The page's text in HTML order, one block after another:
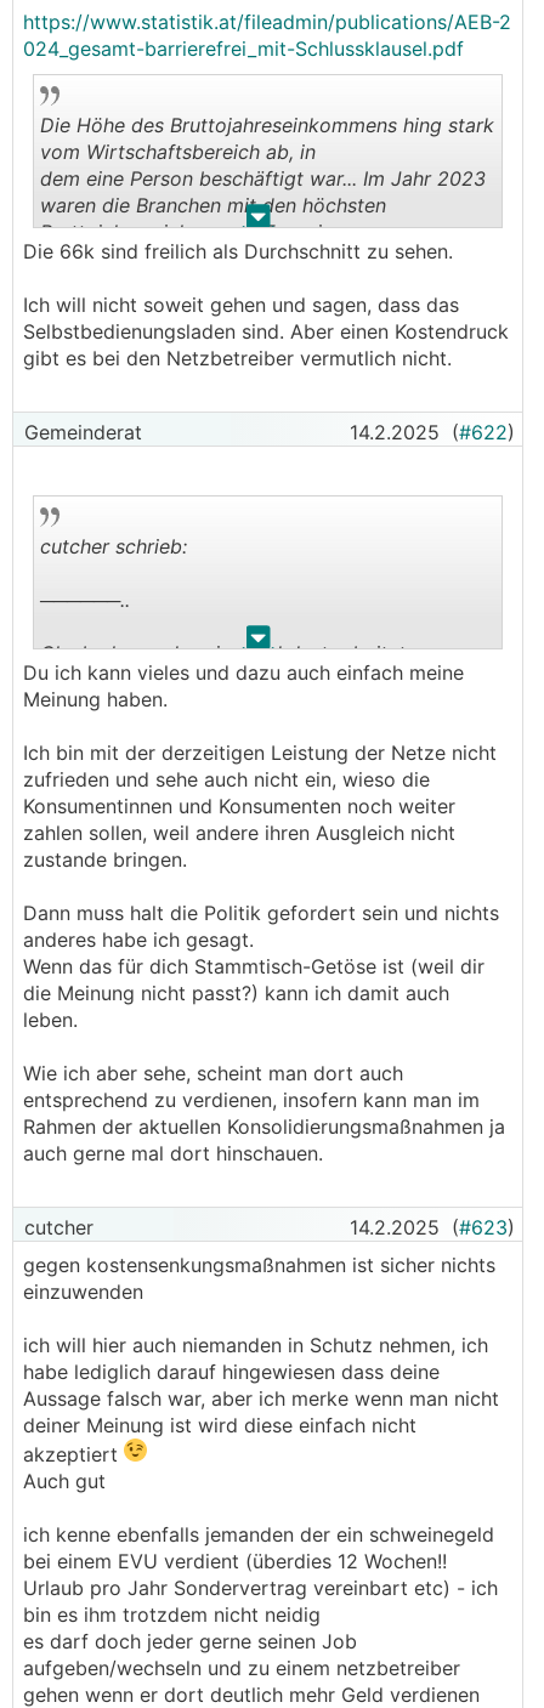
https://www.statistik.at/fileadmin/publications/AEB-2
024_gesamt-barrierefrei_mit-Schlussklausel.pdf
. .
Die Höhe des Bruttojahreseinkommens hing stark
vom Wirtschaftsbereich ab, in
dem eine Person beschäftigt war... Im Jahr 2023
waren die Branchen mit den höchsten
Bruttojahreseinkommen Energieversorgung
(66.292 EUR) ....
Die 66k sind freilich als Durchschnitt zu sehen.
Ich will nicht soweit gehen und sagen, dass das
Selbstbedienungsladen sind. Aber einen Kostendruck
gibt es bei den Netzbetreiber vermutlich nicht.
Gemeinderat 14.2.2025 (#622)
. .
cutcher schrieb:
──────..
Glaube kaum dass jemand dort arbeitet,
auszuschließen ist es aber nicht
wundern wenn die netzgebühren dort >2x so
hoch sind wie bei uns )
Etwas mehr Sachlichkeit/Obejktivität anstelle von
Stammtisch Getöse würde halt nicht schaden
Du ich kann vieles und dazu auch einfach meine
Meinung haben.
Ich bin mit der derzeitigen Leistung der Netze nicht
zufrieden und sehe auch nicht ein, wieso die
Konsumentinnen und Konsumenten noch weiter
zahlen sollen, weil andere ihren Ausgleich nicht
zustande bringen.
Dann muss halt die Politik gefordert sein und nichts
anderes habe ich gesagt.
Wenn das für dich Stammtisch-Getöse ist (weil dir
die Meinung nicht passt?) kann ich damit auch
leben.
Wie ich aber sehe, scheint man dort auch
entsprechend zu verdienen, insofern kann man im
Rahmen der aktuellen Konsolidierungsmaßnahmen ja
auch gerne mal dort hinschauen.
cutcher 14.2.2025 (#623)
gegen kostensenkungsmaßnahmen ist sicher nichts
einzuwenden
ich will hier auch niemanden in Schutz nehmen, ich
habe lediglich darauf hingewiesen dass deine
Aussage falsch war, aber ich merke wenn man nicht
deiner Meinung ist wird diese einfach nicht
akzeptiert
Auch gut
ich kenne ebenfalls jemanden der ein schweinegeld
bei einem EVU verdient (überdies 12 Wochen!!
Urlaub pro Jahr Sondervertrag vereinbart etc) - ich
bin es ihm trotzdem nicht neidig
es darf doch jeder gerne seinen Job
aufgeben/wechseln und zu einem netzbetreiber
gehen wenn er dort deutlich mehr Geld verdienen